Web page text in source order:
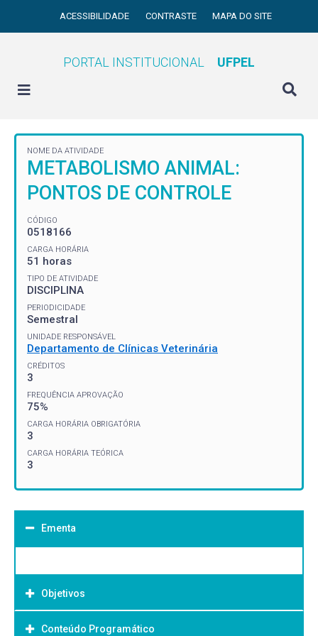
ACESSIBILIDADE CONTRASTE MAPA DO SITE
PORTAL INSTITUCIONAL UFPEL
NOME DA ATIVIDADE
METABOLISMO ANIMAL:
PONTOS DE CONTROLE
CÓDIGO
0518166
CARGA HORÁRIA
51 horas
TIPO DE ATIVIDADE
DISCIPLINA
PERIODICIDADE
Semestral
UNIDADE RESPONSÁVEL
Departamento de Clínicas Veterinária
CRÉDITOS
3
FREQUÊNCIA APROVAÇÃO
75%
CARGA HORÁRIA OBRIGATÓRIA
3
CARGA HORÁRIA TEÓRICA
3
Ementa
Objetivos
Objetivo Geral:
Conteúdo Programático